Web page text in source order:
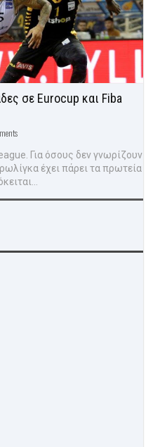
σε Eurocup και Fiba
Για όσους δεν γνωρίζουν
έχει πάρει τα πρωτεία